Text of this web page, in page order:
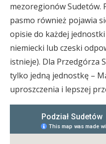
mezoregionów Sudetów.
pasmo również pojawia
opisie do każdej jednostki
niemiecki lub czeski
istnieje). Dla Przedgórza
tylko jedną jednostkę –
uproszczenia i lepszej